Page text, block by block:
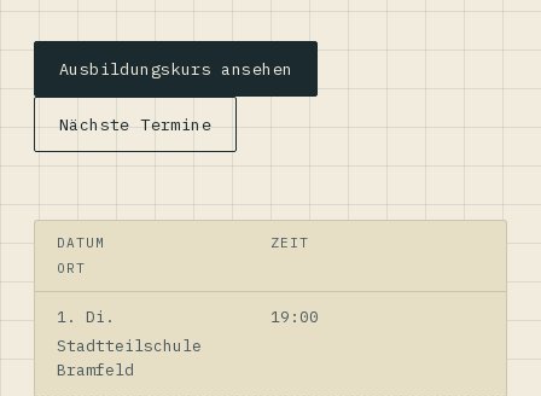
Ausbildungskurs ansehen
Nächste Termine
DATUM
ZEIT
ORT
1. Di.
19:00
Stadtteilschule
Bramfeld